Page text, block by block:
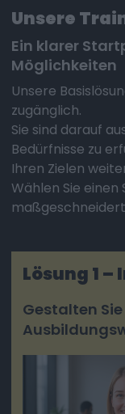
Unsere
Ein klarer
Möglichkeiten
Unsere
zugänglich.
Sie sind darauf
Bedürfnisse zu
Ihren Zielen
Wählen Sie
Lösung 1 –
Gestalten